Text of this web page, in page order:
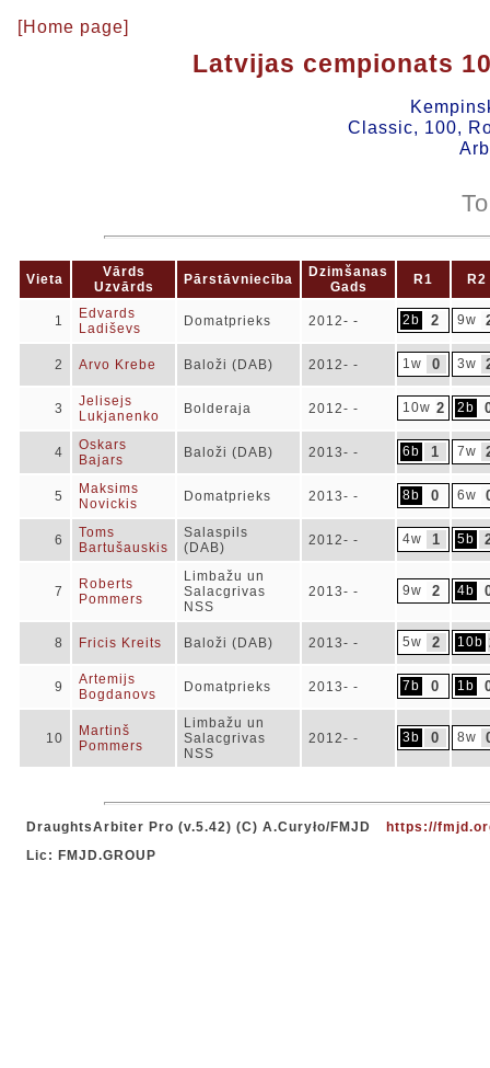
[Home page]
Latvijas cempionats
Classic, 100,
Vieta
Vārds
Uzvārds
Pārstāvniecība
Dzimšanas
Gads
R1 R2
1
Edvards
Ladiševs
Domatprieks 2012- - 2b 2 9w
2 Arvo Krebe Baloži (DAB) 2012- - 1w 0 3w
3
Jelisejs
Lukjanenko
Bolderaja 2012- - 10w 2 2b
4
Oskars
Bajars
Baloži (DAB) 2013- - 6b 1 7w
5
Maksims
Novickis
Domatprieks 2013- - 8b 0 6w
6
Toms
Bartušauskis
Salaspils
(DAB)
2012- - 4w 1 5b
7
Roberts
Pommers
Limbažu un
Salacgrivas
NSS
2013- - 9w 2 4b
8 Fricis Kreits Baloži (DAB) 2013- - 5w 2 10b
9
Artemijs
Bogdanovs
Domatprieks 2013- - 7b 0 1b
10
Martinš
Pommers
Limbažu un
Salacgrivas
NSS
2012- - 3b 0 8w
DraughtsArbiter Pro (v.5.42) (C) A.Curyło/FMJD
https://
Lic: FMJD.GROUP